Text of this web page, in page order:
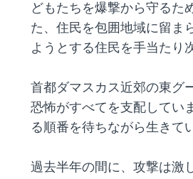
どもたちを爆撃から守るた
た、住民を包囲地域に留ま
ようとする住民を手当たり
首都ダマスカス近郊の東グ
恐怖がすべてを支配してい
る順番を待ちながら生きて
過去半年の間に、攻撃は激